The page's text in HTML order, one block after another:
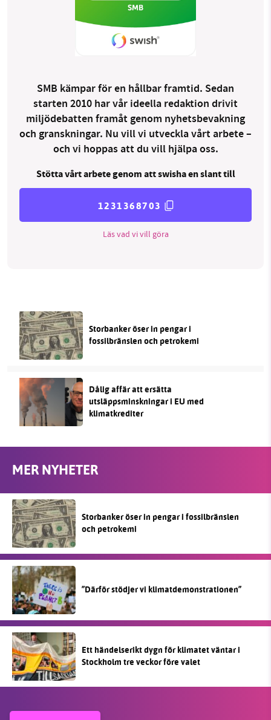
SMB kämpar för en hållbar framtid. Sedan
starten 2010 har vår ideella redaktion drivit
miljödebatten framåt genom nyhetsbevakning
och granskningar. Nu vill vi utveckla vårt arbete –
och vi hoppas att du vill hjälpa oss.
Stötta vårt arbete genom att swisha en slant till
1231368703
Läs vad vi vill göra
Storbanker öser in pengar i
fossilbränslen och petrokemi
Dålig affär att ersätta
utsläppsminskningar i EU med
klimatkrediter
MER NYHETER
Storbanker öser in pengar i fossilbränslen
och petrokemi
”Därför stödjer vi klimatdemonstrationen”
Ett händelserikt dygn för klimatet väntar i
Stockholm tre veckor före valet